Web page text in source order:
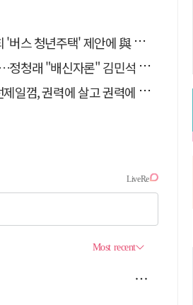
주택' 제안에 與 내부서도 쓴소리
"배신자론" 김민석 "관리 무능"
, 권력에 살고 권력에 죽었다"